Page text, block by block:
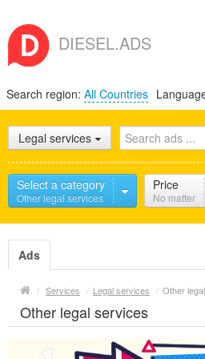
DIESEL.ADS
Search region: All Countries
Legal services
Select a category
Other legal services
Price
No matter
Ads
/ Services / Legal services / Other
Other legal services